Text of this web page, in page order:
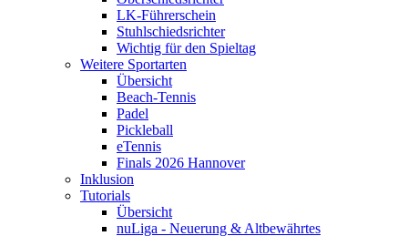
LK-Führerschein
Stuhlschiedsrichter
Wichtig für den Spieltag
Weitere Sportarten
Übersicht
Beach-Tennis
Padel
Pickleball
eTennis
Finals 2026 Hannover
Inklusion
Tutorials
Übersicht
nuLiga - Neuerung & Altbewährtes